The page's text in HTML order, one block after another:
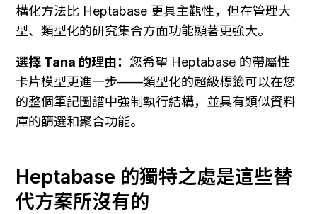
構化方法比 Heptabase 更具主觀性，但在管理大
型、類型化的研究集合方面功能顯著更強大。
選擇 Tana 的理由： 您希望 Heptabase 的帶屬性
卡片模型更進一步——類型化的超級標籤可以在您
的整個筆記圖譜中強制執行結構，並具有類似資料
庫的篩選和聚合功能。
Heptabase 的獨特之處是這些替
代方案所沒有的